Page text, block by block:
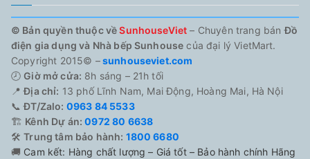
© Bản quyền thuộc vềSunhouseViet – Chuyên trang bánĐồ
điện gia dụng và Nhà bếp Sunhouse của đại lý VietMart.
Copyright 2015© –sunhouseviet.com
🕗Giờ mở cửa: 8h sáng – 21h tối
📍Địa chỉ: 13 phố Lĩnh Nam, Mai Động, Hoàng Mai, Hà Nội
📞ĐT/Zalo: 0963 84 5533
🏗️ Kênh Dự án: 0972 80 6638
🛠️Trung tâm bảo hành: 1800 6680
🚚 Cam kết: Hàng chất lượng – Giá tốt – Bảo hành chính Hãng